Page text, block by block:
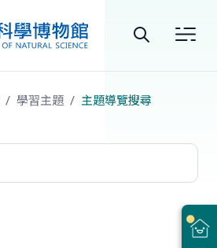
站
尋
學習主題 主題導覽搜尋